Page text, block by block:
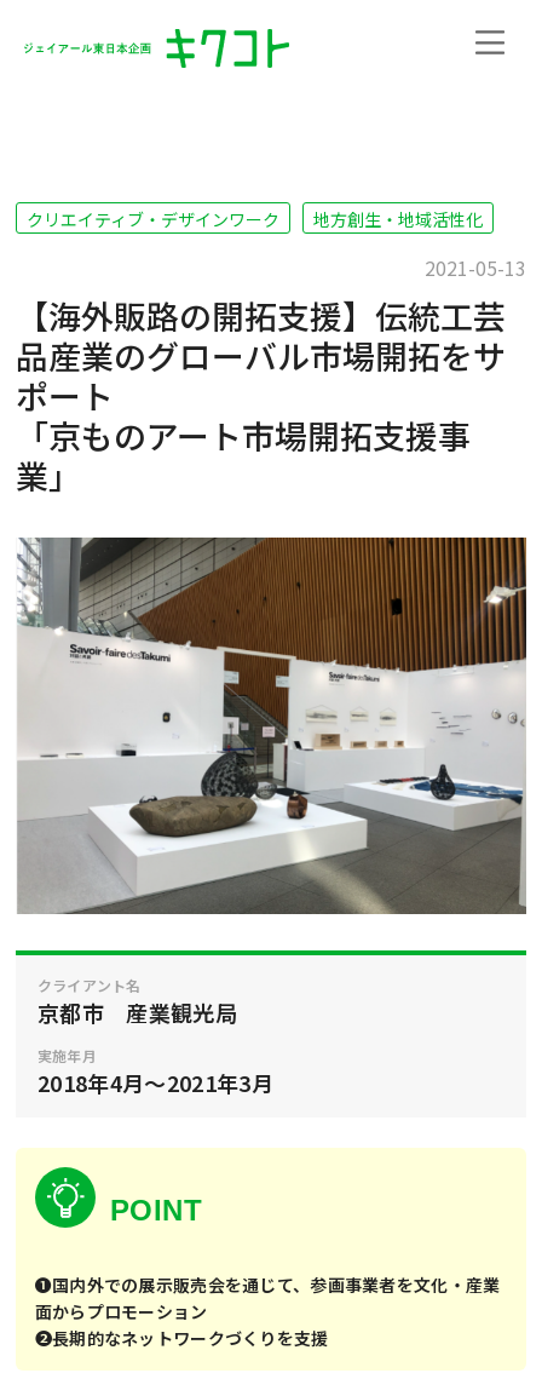
クリエイティブ・デザインワーク 地方創生・地域活性化
2021-05-13
【海外販路の開拓支援】伝統工芸
品産業のグローバル市場開拓をサ
ポート
「京ものアート市場開拓支援事
業」
クライアント名
京都市 産業観光局
実施年月
2018年4月～2021年3月
POINT
❶国内外での展⽰販売会を通じて、参画事業者を⽂化・産業
⾯からプロモーション
❷長期的なネットワークづくりを支援